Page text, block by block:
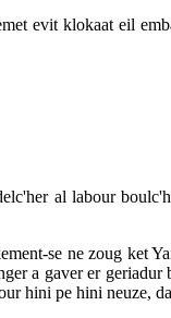
evit klokaat eil
al labour
se ne zoug ket
a gaver er
hini pe hini neuze,